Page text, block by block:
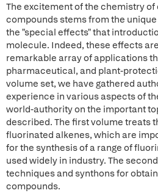
The excitement of the chemistry
compounds stems from the
the "special effects" that
molecule. Indeed, these effects
remarkable array of applications
pharmaceutical, and plant-
volume set, we have gathered
experience in various aspects of
world-authority on the important
described. The first volume treats
fluorinated alkenes, which are
for the synthesis of a range of
used widely in industry. The
techniques and synthons for
compounds.